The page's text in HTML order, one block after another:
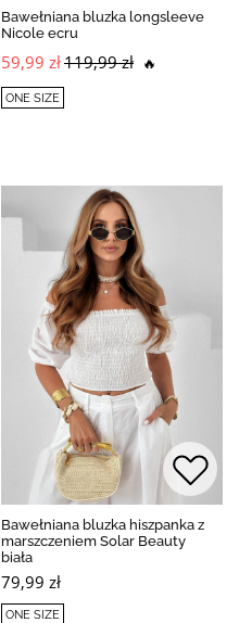
Bawełniana bluzka longsleeve
Nicole ecru
59,99 zł119,99 zł 🔥
ONE SIZE
Bawełniana bluzka hiszpanka z
marszczeniem Solar Beauty
biała
79,99 zł
ONE SIZE